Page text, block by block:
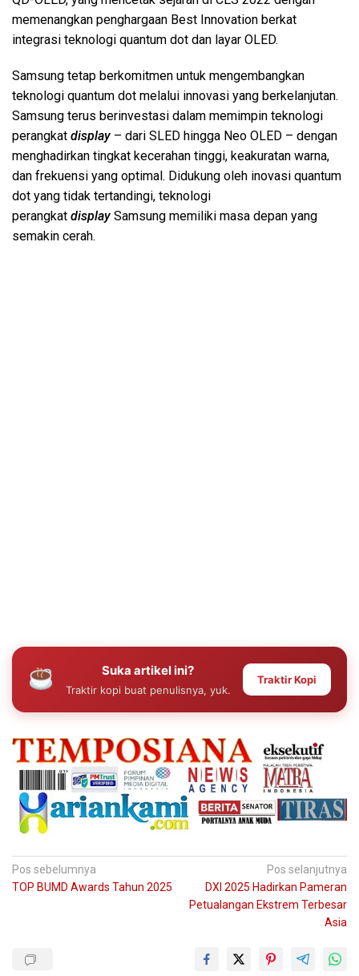
memenangkan penghargaan Best Innovation berkat
integrasi teknologi quantum dot dan layar OLED.
Samsung tetap berkomitmen untuk mengembangkan
teknologi quantum dot melalui innovasi yang berkelanjutan.
Samsung terus berinvestasi dalam memimpin teknologi
perangkat display – dari SLED hingga Neo OLED – dengan
menghadirkan tingkat kecerahan tinggi, keakuratan warna,
dan frekuensi yang optimal. Didukung oleh inovasi quantum
dot yang tidak tertandingi, teknologi
perangkat display Samsung memiliki masa depan yang
semakin cerah.
Suka artikel ini?
Traktir kopi buat penulisnya, yuk.
Traktir Kopi
Navigasi
pos
Pos sebelumnya
TOP BUMD Awards Tahun 2025
Pos selanjutnya
DXI 2025 Hadirkan Pameran
Petualangan Ekstrem Terbesar
Asia